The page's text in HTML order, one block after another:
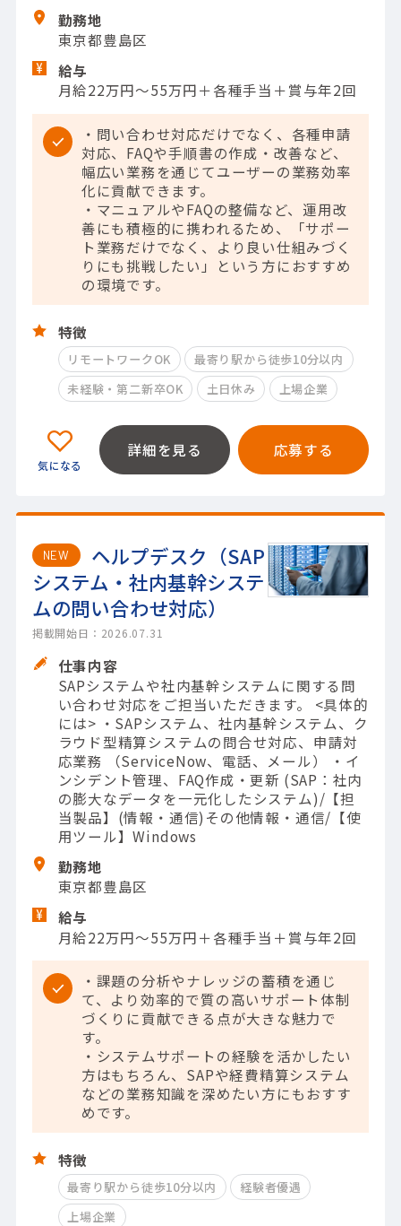
勤務地
東京都豊島区
給与
月給22万円～55万円＋各種手当＋賞与年2回
・問い合わせ対応だけでなく、各種申請
対応、FAQや手順書の作成・改善など、
幅広い業務を通じてユーザーの業務効率
化に貢献できます。
・マニュアルやFAQの整備など、運用改
善にも積極的に携われるため、「サポー
ト業務だけでなく、より良い仕組みづく
りにも挑戦したい」という方におすすめ
の環境です。
特徴
リモートワークOK
最寄り駅から徒歩10分以内
未経験・第二新卒OK
土日休み 上場企業
詳細を見る 応募する
NEW
ヘルプデスク（SAP
システム・社内基幹システ
ムの問い合わせ対応）
掲載開始日：2026.07.31
仕事内容
SAPシステムや社内基幹システムに関する問
い合わせ対応をご担当いただきます。 <具体的
には> ・SAPシステム、社内基幹システム、ク
ラウド型精算システムの問合せ対応、申請対
応業務 （ServiceNow、電話、メール） ・イ
ンシデント管理、FAQ作成・更新 (SAP：社内
の膨大なデータを一元化したシステム)/【担
当製品】(情報・通信)その他情報・通信/【使
用ツール】Windows
勤務地
東京都豊島区
給与
月給22万円～55万円＋各種手当＋賞与年2回
・課題の分析やナレッジの蓄積を通じ
て、より効率的で質の高いサポート体制
づくりに貢献できる点が大きな魅力で
す。
・システムサポートの経験を活かしたい
方はもちろん、SAPや経費精算システム
などの業務知識を深めたい方にもおすす
めです。
特徴
最寄り駅から徒歩10分以内
経験者優遇
上場企業